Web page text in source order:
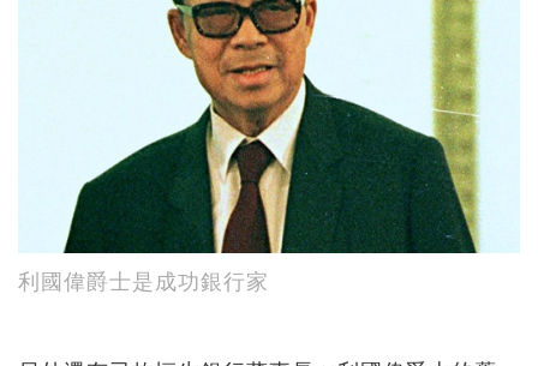
利國偉爵士是成功銀行家